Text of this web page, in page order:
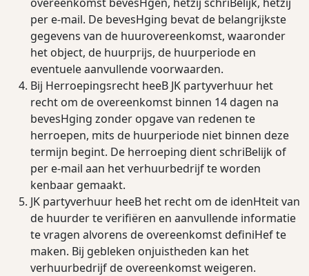
per e-mail. De bevesHging bevat de belangrijkste
gegevens van de huurovereenkomst, waaronder
het object, de huurprijs, de huurperiode en
eventuele aanvullende voorwaarden.
Bij Herroepingsrecht heeB JK partyverhuur het
recht om de overeenkomst binnen 14 dagen na
bevesHging zonder opgave van redenen te
herroepen, mits de huurperiode niet binnen deze
termijn begint. De herroeping dient schriBelijk of
per e-mail aan het verhuurbedrijf te worden
kenbaar gemaakt.
JK partyverhuur heeB het recht om de idenHteit van
de huurder te veriﬁëren en aanvullende informatie
te vragen alvorens de overeenkomst deﬁniHef te
maken. Bij gebleken onjuistheden kan het
verhuurbedrijf de overeenkomst weigeren.